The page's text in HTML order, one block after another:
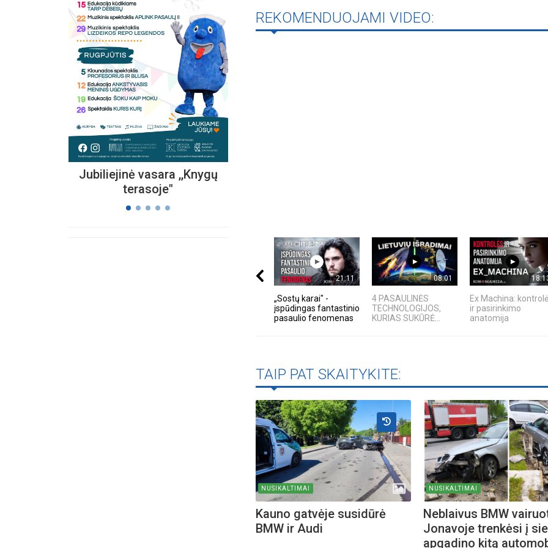
Jubiliejinė vasara ,,Knygų
terasoje"
REKOMENDUOJAMI VIDEO:
21:11
„Sostų karai" -
įspūdingas fantastinio
pasaulio fenomenas
08:01
4 PASAULINĖS
TECHNOLOGIJOS,
KURIAS SUKŪRĖ...
Ex Machina:
ir pasirinkimo
anatomija
TAIP PAT SKAITYKITE:
NUSIKALTIMAI
Kauno gatvėje susidūrė
BMW ir Audi
NUSIKALTIMAI
Neblaivus BMW
Jonavoje trenkėsi į
apgadino kitą